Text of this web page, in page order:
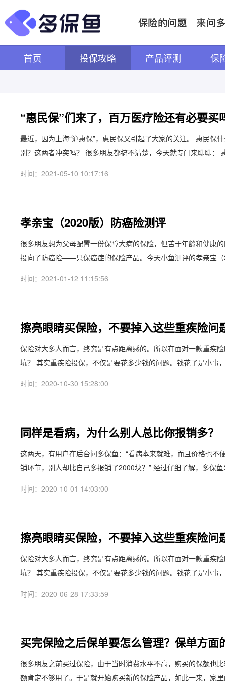
首页 投保攻略 产品评测 保
“惠民保”们来了，百万医疗险还有必要买
最近，因为上海“沪惠保”，惠民保又引起了大家的关注。 惠民保
别？这两者冲突吗？ 很多朋友都搞不清楚，今天就专门来聊聊：
时间：2021-05-10 10:17:16
孝亲宝（2020版）防癌险测评
很多朋友想为父母配置一份保障大病的保险，但苦于年龄和健康
投向了防癌险——只保癌症的保险产品。今天小鱼测评的孝亲宝
时间：2021-01-12 11:15:56
擦亮眼睛买保险，不要掉入这些重疾险问
保险对大多人而言，终究是有点距离感的。所以在面对一款重疾
坑？ 其实重疾险投保，不仅是要花多少钱的问题。钱花了是小事
时间：2020-10-30 15:28:00
同样是看病，为什么别人总比你报销多？
这两天，有用户在后台问多保鱼：“看病本来就难，而且价格也
销环节，别人却比自己多报销了2000块？” 经过仔细了解，多保
时间：2020-10-01 14:03:00
擦亮眼睛买保险，不要掉入这些重疾险问
保险对大多人而言，终究是有点距离感的。所以在面对一款重疾
坑？ 其实重疾险投保，不仅是要花多少钱的问题。钱花了是小事
时间：2020-06-28 17:33:59
买完保险之后保单要怎么管理？保单方
很多朋友之前买过保险，由于当时消费水平不高，购买的保额也
额肯定不够用了。于是就开始购买新的保险产品，如此一来，家